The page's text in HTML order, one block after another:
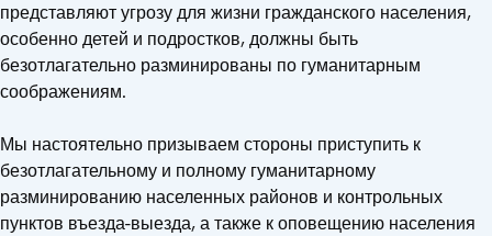
представляют угрозу для жизни гражданского населения,
особенно детей и подростков, должны быть
безотлагательно разминированы по гуманитарным
соображениям.
Мы настоятельно призываем стороны приступить к
безотлагательному и полному гуманитарному
разминированию населенных районов и контрольных
пунктов въезда-выезда, а также к оповещению населения